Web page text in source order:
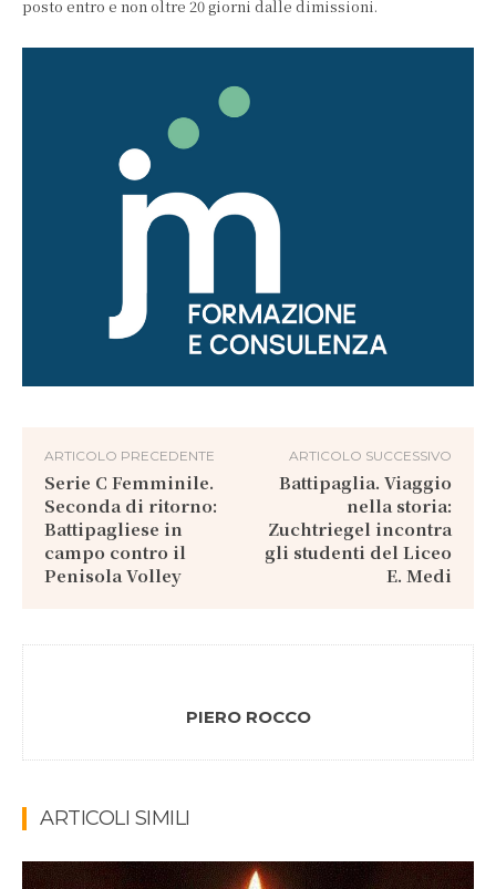
posto entro e non oltre 20 giorni dalle dimissioni.
ARTICOLO PRECEDENTE
Serie C Femminile.
Seconda di ritorno:
Battipagliese in
campo contro il
Penisola Volley
ARTICOLO SUCCESSIVO
Battipaglia. Viaggio
nella storia:
Zuchtriegel incontra
gli studenti del Liceo
E. Medi
PIERO ROCCO
ARTICOLI SIMILI